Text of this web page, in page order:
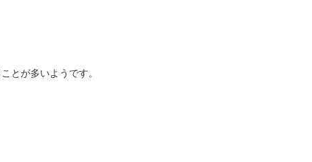
とが多いようです。